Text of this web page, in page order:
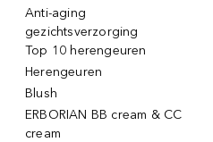
Anti-aging
gezichtsverzorging
Top 10 herengeuren
Herengeuren
Blush
ERBORIAN BB cream & CC
cream